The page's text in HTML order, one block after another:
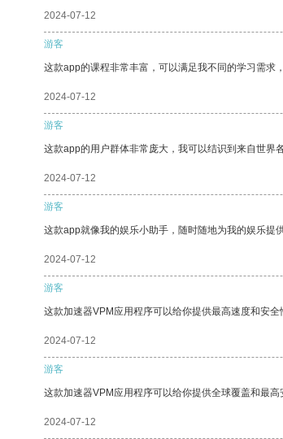
2024-07-12
游客
这款app的课程非常丰富，可以满足我不同的学习需求
2024-07-12
游客
这款app的用户群体非常庞大，我可以结识到来自世界
2024-07-12
游客
这款app就像我的娱乐小助手，随时随地为我的娱乐提供
2024-07-12
游客
这款加速器VPM应用程序可以给你提供最高速度和安全
2024-07-12
游客
这款加速器VPM应用程序可以给你提供全球覆盖和最高
2024-07-12